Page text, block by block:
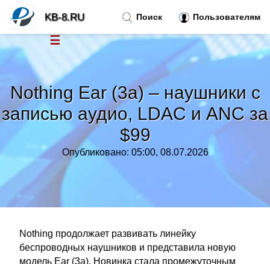
Nothing Ear (3a) – наушники с
записью аудио, LDAC и ANC за
$99
Опубликовано: 05:00, 08.07.2026
Nothing продолжает развивать линейку
беспроводных наушников и представила новую
модель Ear (3a). Новинка стала промежуточным
Поиск Пользователям
KB-8.RU
☰
Новости
Тренды новостей»
»
Правила »
Контакт»